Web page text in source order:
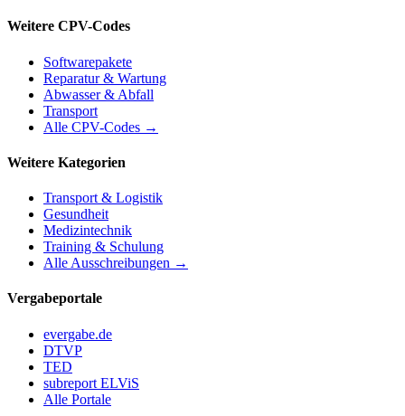
Weitere CPV-Codes
Softwarepakete
Reparatur & Wartung
Abwasser & Abfall
Transport
Alle CPV-Codes →
Weitere Kategorien
Transport & Logistik
Gesundheit
Medizintechnik
Training & Schulung
Alle Ausschreibungen →
Vergabeportale
evergabe.de
DTVP
TED
subreport ELViS
Alle Portale